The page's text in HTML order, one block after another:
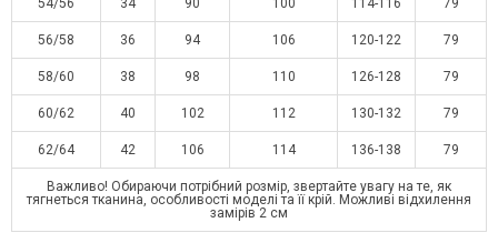
56/58 36 94 106 120-122 79
58/60 38 98 110 126-128 79
60/62 40 102 112 130-132 79
62/64 42 106 114 136-138 79
Важливо! Обираючи потрібний розмір, звертайте увагу на те, як
тягнеться тканина, особливості моделі та її крій. Можливі відхилення
замірів 2 см